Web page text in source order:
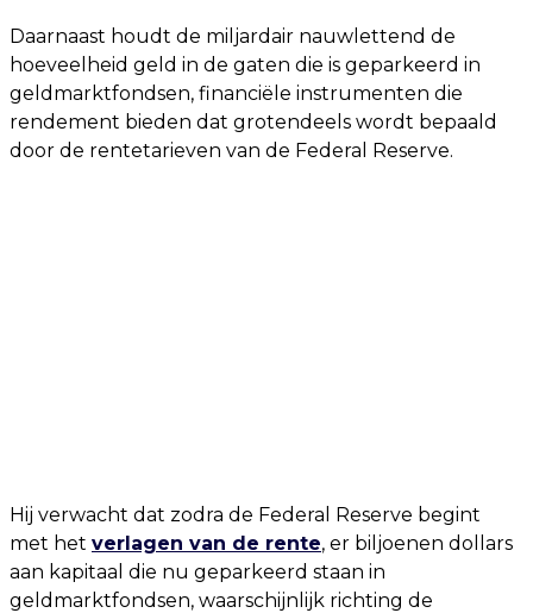
Daarnaast houdt de miljardair nauwlettend de
hoeveelheid geld in de gaten die is geparkeerd in
geldmarktfondsen, financiële instrumenten die
rendement bieden dat grotendeels wordt bepaald
door de rentetarieven van de Federal Reserve.
Hij verwacht dat zodra de Federal Reserve begint
met het verlagen van de rente, er biljoenen dollars
aan kapitaal die nu geparkeerd staan in
geldmarktfondsen, waarschijnlijk richting de